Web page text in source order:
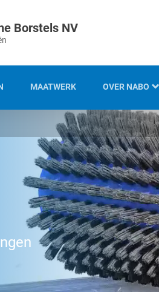
Borstels NV
MAATWERK OVER NABO
KOTI GROEP
KENNIS EN
INNOVATIE
WERKEN BIJ